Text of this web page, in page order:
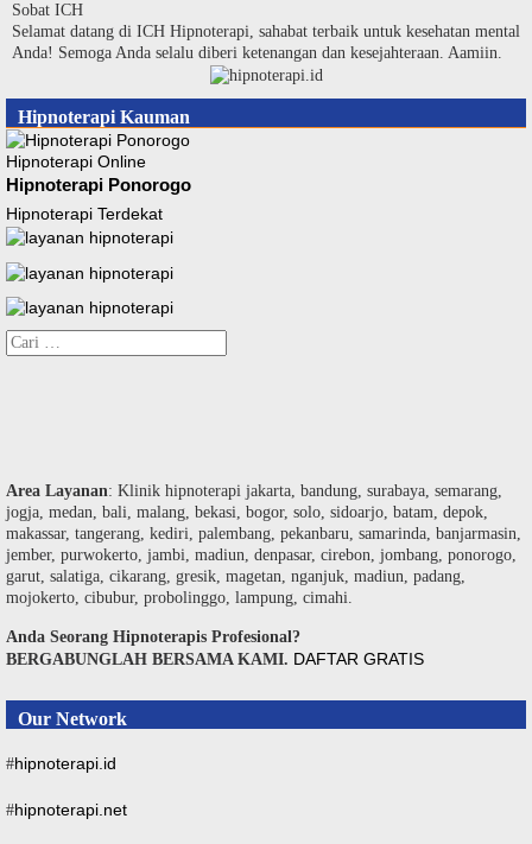
Langsung
ke
konten
Sobat ICH
Selamat datang di ICH Hipnoterapi, sahabat terbaik untuk kesehatan mental
Anda! Semoga Anda selalu diberi ketenangan dan kesejahteraan. Aamiin.
Hipnoterapi Kauman
Hipnoterapi Online
Hipnoterapi Ponorogo
Hipnoterapi Terdekat
Cari
untuk:
Area Layanan: Klinik hipnoterapi jakarta, bandung, surabaya, semarang,
jogja, medan, bali, malang, bekasi, bogor, solo, sidoarjo, batam, depok,
makassar, tangerang, kediri, palembang, pekanbaru, samarinda, banjarmasin,
jember, purwokerto, jambi, madiun, denpasar, cirebon, jombang, ponorogo,
garut, salatiga, cikarang, gresik, magetan, nganjuk, madiun, padang,
mojokerto, cibubur, probolinggo, lampung, cimahi.
Anda Seorang Hipnoterapis Profesional?
BERGABUNGLAH BERSAMA KAMI. DAFTAR GRATIS
Our Network
#hipnoterapi.id
#hipnoterapi.net